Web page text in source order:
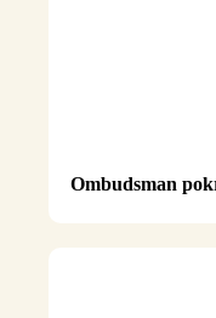
Ombudsman